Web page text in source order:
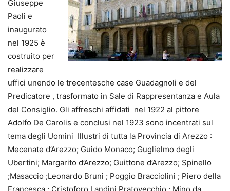
Giuseppe
Paoli e
inaugurato
nel 1925 è
costruito per
realizzare
uffici unendo le trecentesche case Guadagnoli e del
Predicatore , trasformato in Sale di Rappresentanza e Aula
del Consiglio. Gli affreschi affidati nel 1922 al pittore
Adolfo De Carolis e conclusi nel 1923 sono incentrati sul
tema degli Uomini Illustri di tutta la Provincia di Arezzo :
Mecenate d’Arezzo; Guido Monaco; Guglielmo degli
Ubertini; Margarito d’Arezzo; Guittone d’Arezzo; Spinello
;Masaccio ;Leonardo Bruni ; Poggio Bracciolini ; Piero della